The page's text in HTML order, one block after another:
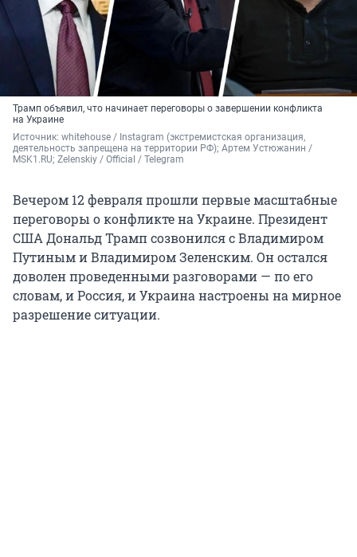
Трамп объявил, что начинает переговоры о завершении конфликта
на Украине
Источник: whitehouse / Instagram (экстремистская организация,
деятельность запрещена на территории РФ); Артем Устюжанин /
MSK1.RU; Zelenskiy / Official / Telegram
Вечером 12 февраля прошли первые масштабные
переговоры о конфликте на Украине. Президент
США Дональд Трамп созвонился с Владимиром
Путиным и Владимиром Зеленским. Он остался
доволен проведенными разговорами — по его
словам, и Россия, и Украина настроены на мирное
разрешение ситуации.